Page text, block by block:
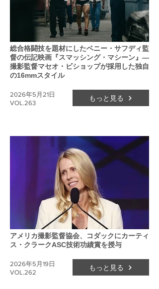
総合格闘技を題材にしたベニー・サフディ監
督の伝記映画『スマッシング・マシーン』―
撮影監督マセオ・ビショップが採用した独自
の16mmスタイル
VOL.263
2026年5月21日 もっと見る
アメリカ撮影監督協会、コダックにカーティ
ス・クラークASC技術功績賞を授与
VOL.262
2026年5月19日 もっと見る